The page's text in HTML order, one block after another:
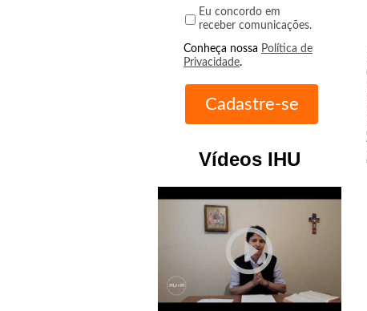
Eu concordo em
receber comunicações.
Conheça nossa Política de
Privacidade.
Vídeos IHU
play_circle_outline